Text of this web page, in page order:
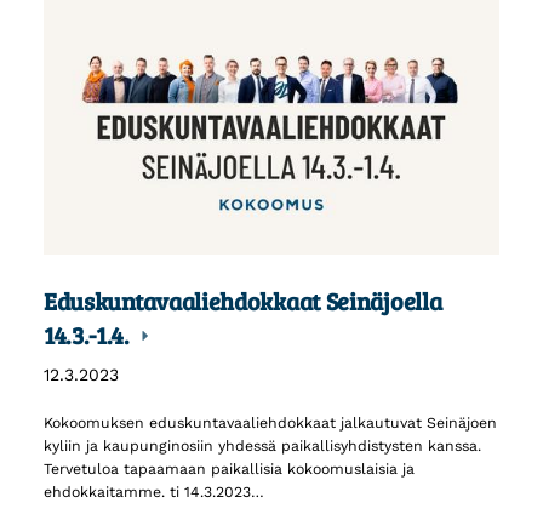
Eduskuntavaaliehdokkaat Seinäjoella
14.3.-1.4.
12.3.2023
Kokoomuksen eduskuntavaaliehdokkaat jalkautuvat Seinäjoen
kyliin ja kaupunginosiin yhdessä paikallisyhdistysten kanssa.
Tervetuloa tapaamaan paikallisia kokoomuslaisia ja
ehdokkaitamme. ti 14.3.2023…